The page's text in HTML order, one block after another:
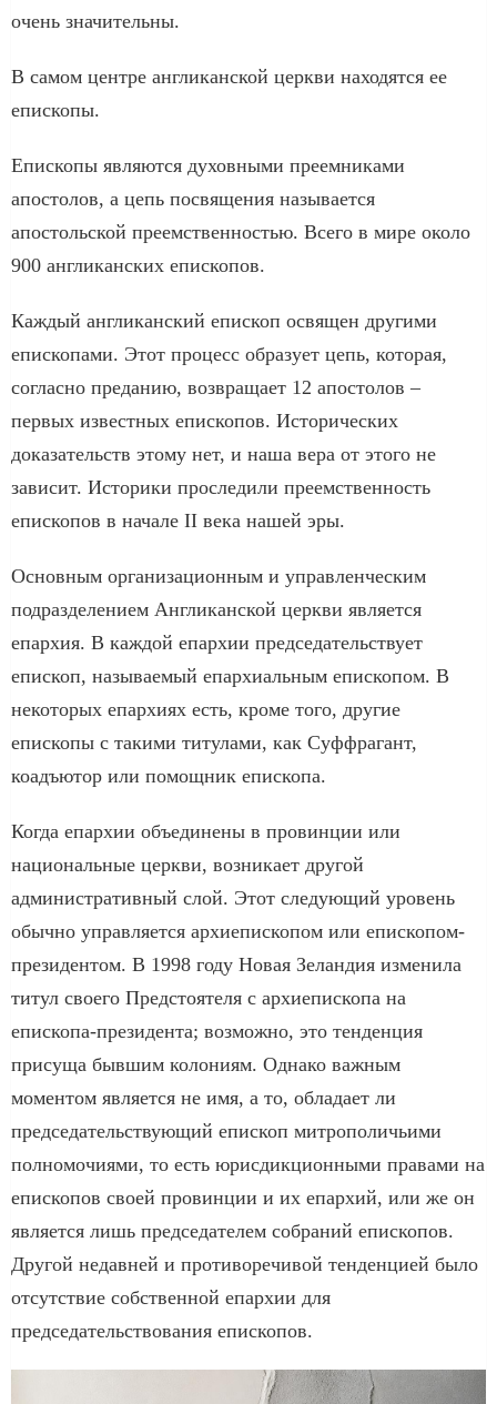
очень значительны.
В самом центре англиканской церкви находятся ее
епископы.
Епископы являются духовными преемниками
апостолов, а цепь посвящения называется
апостольской преемственностью. Всего в мире около
900 англиканских епископов.
Каждый англиканский епископ освящен другими
епископами. Этот процесс образует цепь, которая,
согласно преданию, возвращает 12 апостолов –
первых известных епископов. Исторических
доказательств этому нет, и наша вера от этого не
зависит. Историки проследили преемственность
епископов в начале II века нашей эры.
Основным организационным и управленческим
подразделением Англиканской церкви является
епархия. В каждой епархии председательствует
епископ, называемый епархиальным епископом. В
некоторых епархиях есть, кроме того, другие
епископы с такими титулами, как Суффрагант,
коадъютор или помощник епископа.
Когда епархии объединены в провинции или
национальные церкви, возникает другой
административный слой. Этот следующий уровень
обычно управляется архиепископом или епископом-
президентом. В 1998 году Новая Зеландия изменила
титул своего Предстоятеля с архиепископа на
епископа-президента; возможно, это тенденция
присуща бывшим колониям. Однако важным
моментом является не имя, а то, обладает ли
председательствующий епископ митрополичьими
полномочиями, то есть юрисдикционными правами на
епископов своей провинции и их епархий, или же он
является лишь председателем собраний епископов.
Другой недавней и противоречивой тенденцией было
отсутствие собственной епархии для
председательствования епископов.